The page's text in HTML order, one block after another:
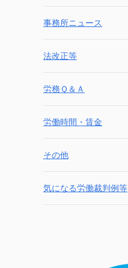
事務所ニュース
法改正等
労務Ｑ＆Ａ
労働時間・賃金
その他
気になる労働裁判例等